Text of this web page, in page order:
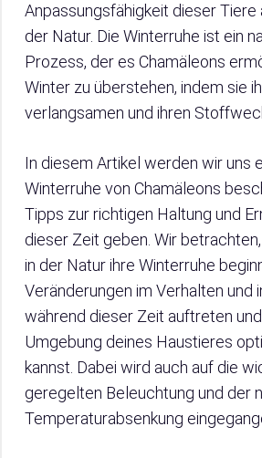
Anpassungsfähigkeit dieser Tiere
der Natur. Die Winterruhe ist ein
Prozess, der es Chamäleons
Winter zu überstehen, indem sie
verlangsamen und ihren
In diesem Artikel werden wir uns
Winterruhe von Chamäleons
Tipps zur richtigen Haltung und
dieser Zeit geben. Wir
in der Natur ihre Winterruhe
Veränderungen im Verhalten und
während dieser Zeit auftreten
Umgebung deines Haustieres
kannst. Dabei wird auch auf die
geregelten Beleuchtung und der
Temperaturabsenkung